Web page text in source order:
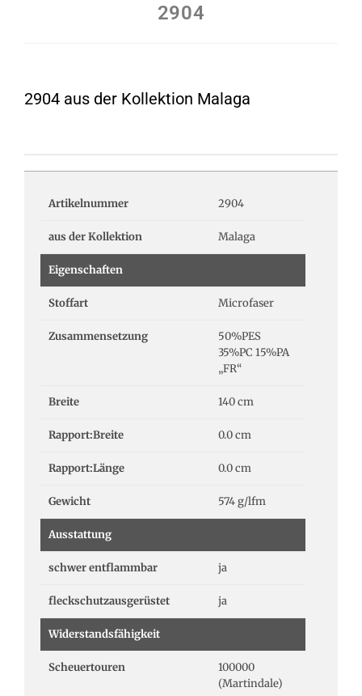
2904
2904 aus der Kollektion Malaga
Artikelnummer 2904
aus der Kollektion Malaga
Eigenschaften
Stoffart Microfaser
Zusammensetzung
50%PES
35%PC 15%PA
„FR“
Breite 140 cm
Rapport:Breite 0.0 cm
Rapport:Länge 0.0 cm
Gewicht 574 g/lfm
Ausstattung
schwer entflammbar ja
fleckschutzausgerüstet ja
Widerstandsfähigkeit
Scheuertouren
100000
(Martindale)